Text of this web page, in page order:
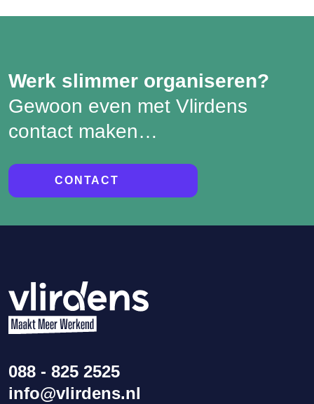
Werk slimmer organiseren?
Gewoon even met Vlirdens
contact maken…
CONTACT
088 - 825 2525
info@vlirdens.nl